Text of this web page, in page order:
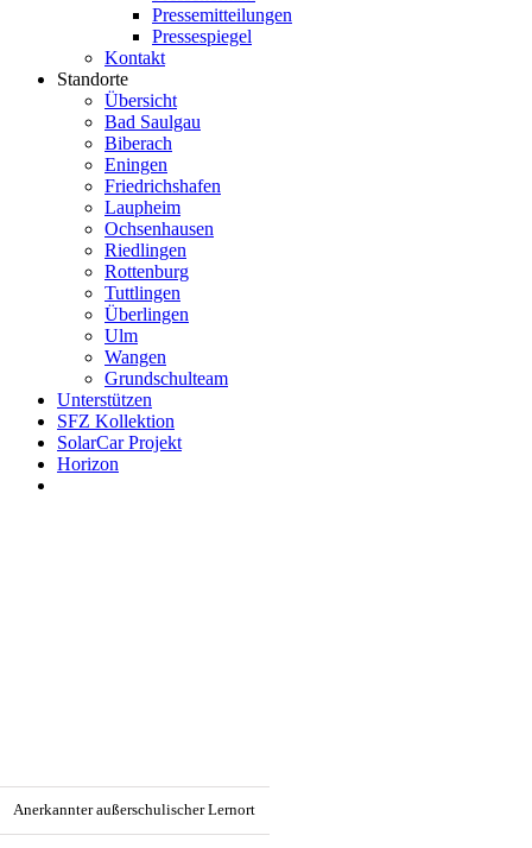
Pressemitteilungen
Pressespiegel
Kontakt
Standorte
Übersicht
Bad Saulgau
Biberach
Eningen
Friedrichshafen
Laupheim
Ochsenhausen
Riedlingen
Rottenburg
Tuttlingen
Überlingen
Ulm
Wangen
Grundschulteam
Unterstützen
SFZ Kollektion
SolarCar Projekt
Horizon
Anerkannter außerschulischer Lernort